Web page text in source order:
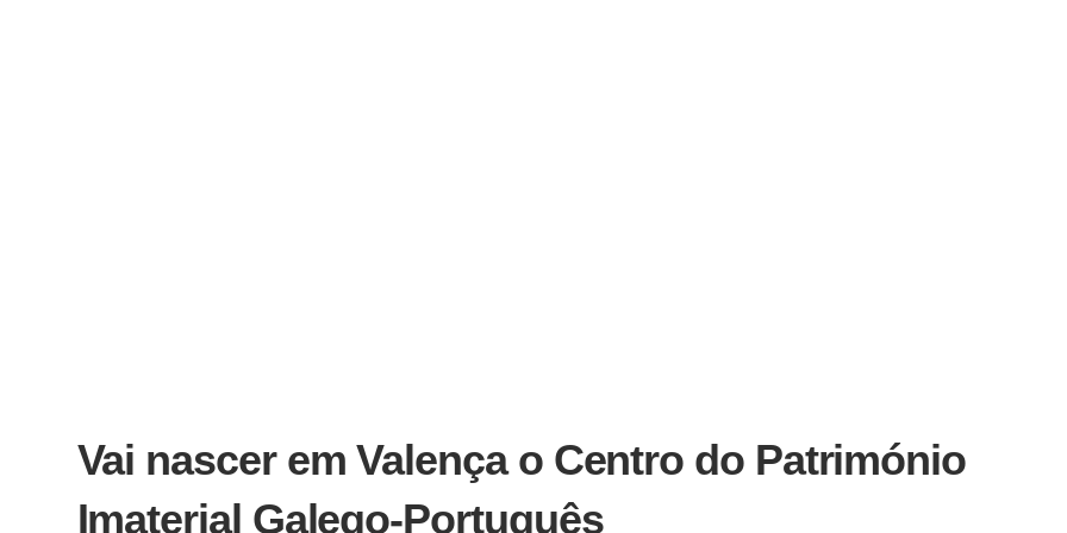
Vai nascer em Valença o Centro do Património
Imaterial Galego-Português